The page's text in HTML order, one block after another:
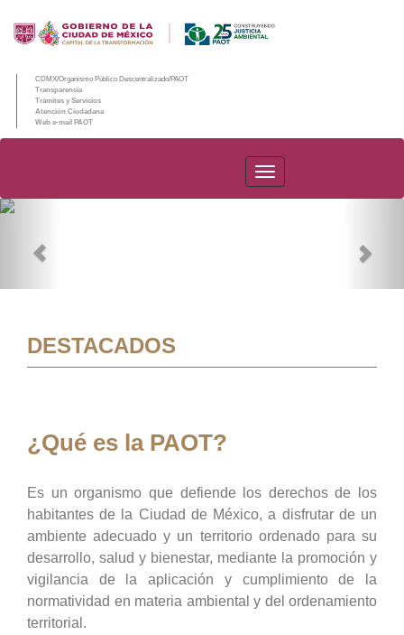
CDMX/Organismo Público Descentralizado/PAOT
Transparencia
Trámites y Servicios
Atención Ciudadana
Web e-mail PAOT
PAOT
DESTACADOS
¿Qué es la PAOT?
Es un organismo que defiende los derechos de los
habitantes de la Ciudad de México, a disfrutar de un
ambiente adecuado y un territorio ordenado para su
desarrollo, salud y bienestar, mediante la promoción y
vigilancia de la aplicación y cumplimiento de la
normatividad en materia ambiental y del ordenamiento
territorial.